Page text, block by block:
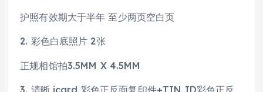
护照有效期大于半年 至少两页空白页
2. 彩色白底照片 2张
正规相馆拍3.5MM X 4.5MM
3. 清晰 icard 彩色正反面复印件+TIN ID彩色正反